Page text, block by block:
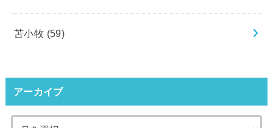
苫小牧 (59)
アーカイブ